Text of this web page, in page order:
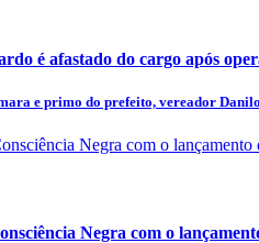
é afastado do cargo após
e primo do prefeito, vereador
Negra com o